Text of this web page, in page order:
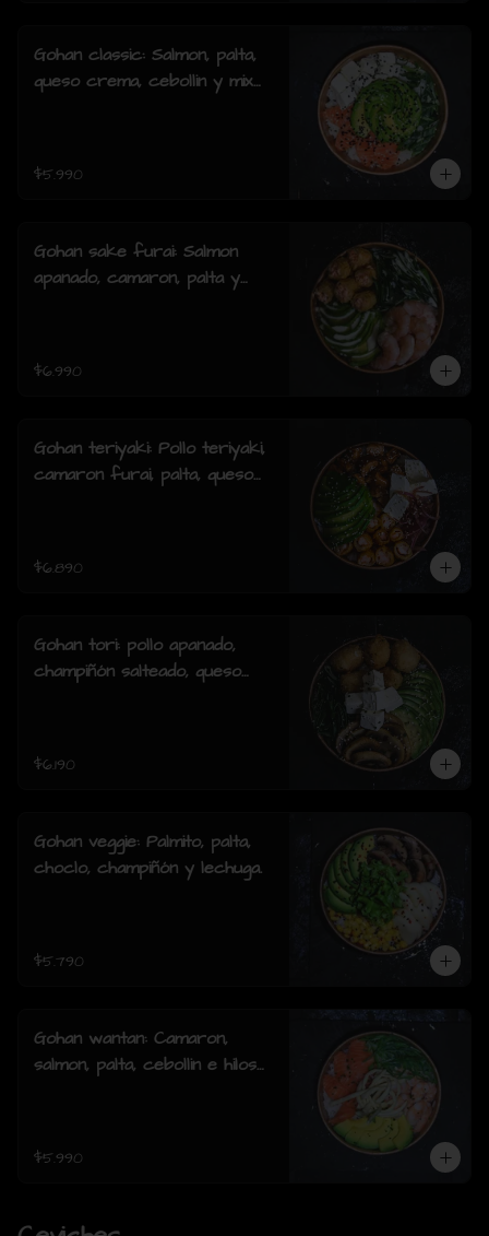
Gohan classic: Salmon, palta,
queso crema, cebollin y mix
$5.990
Gohan sake furai: Salmon
apanado, camaron, palta y
$6.990
Gohan teriyaki: Pollo teriyaki,
camaron furai, palta, queso
$6.890
Gohan tori: pollo apanado,
champiñón salteado, queso
$6.190
Gohan veggie: Palmito, palta,
choclo, champiñón y lechuga.
$5.790
Gohan wantan: Camaron,
salmon, palta, cebollin e hilos
$5.990